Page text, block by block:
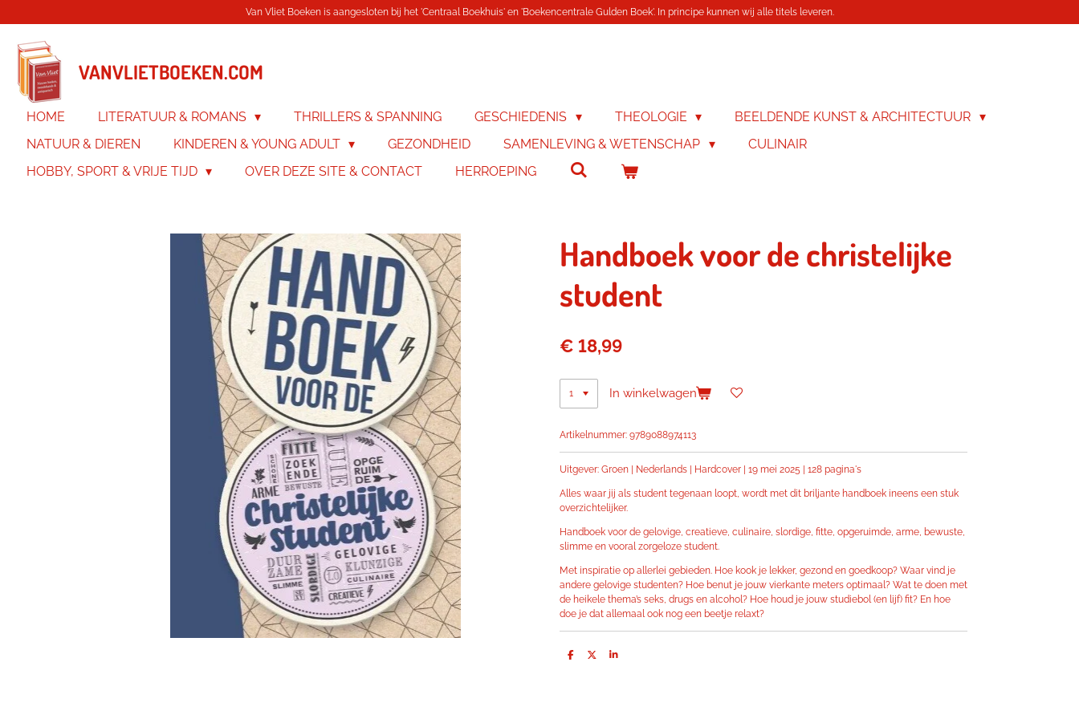
naar
hoofdinhoud
Van Vliet Boeken is aangesloten bij het 'Centraal Boekhuis' en 'Boekencentrale Gulden Boek'. In principe kunnen wij alle titels leveren.
VANVLIETBOEKEN.COM
HOME LITERATUUR & ROMANS THRILLERS & SPANNING GESCHIEDENIS THEOLOGIE
BEELDENDE KUNST & ARCHITECTUUR
NATUUR & DIEREN
KINDEREN & YOUNG ADULT GEZONDHEID SAMENLEVING & WETENSCHAP
CULINAIR
HOBBY, SPORT & VRIJE TIJD
OVER DEZE SITE & CONTACT HERROEPING
Handboek voor de christelijke
student
€ 18,99
In winkelwagen
Artikelnummer: 9789088974113
Uitgever: Groen | Nederlands | Hardcover | 19 mei 2025 | 128 pagina's
Alles waar jij als student tegenaan loopt, wordt met dit briljante handboek ineens een stuk
overzichtelijker.
Handboek voor de gelovige, creatieve, culinaire, slordige, fitte, opgeruimde, arme, bewuste,
slimme en vooral zorgeloze student.
Met inspiratie op allerlei gebieden. Hoe kook je lekker, gezond en goedkoop? Waar vind je
andere gelovige studenten? Hoe benut je jouw vierkante meters optimaal? Wat te doen met
de heikele thema’s seks, drugs en alcohol? Hoe houd je jouw studiebol (en lijf) fit? En hoe
doe je dat allemaal ook nog een beetje relaxt?
D
D
S